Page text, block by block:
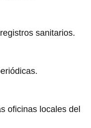
sanitarios.
oficinas locales del